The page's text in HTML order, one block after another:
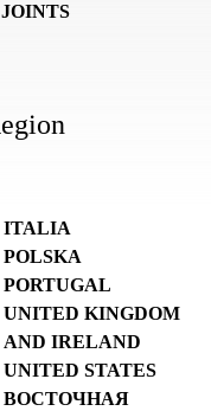
ITALIA
POLSKA
PORTUGAL
UNITED KINGDOM
AND IRELAND
UNITED STATES
ВОСТОЧНАЯ